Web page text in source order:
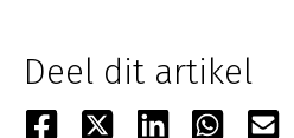
Deel dit artikel